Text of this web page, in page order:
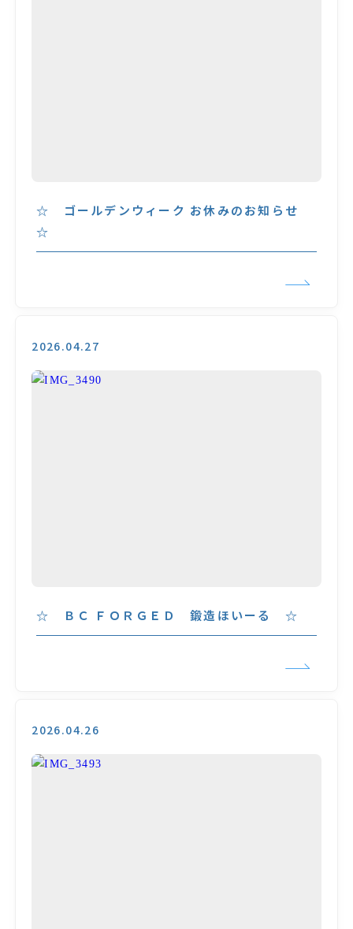
☆ ゴールデンウィーク お休みのお知らせ
☆
2026.04.27
☆ ＢＣ ＦＯＲＧＥＤ 鍛造ほいーる ☆
2026.04.26